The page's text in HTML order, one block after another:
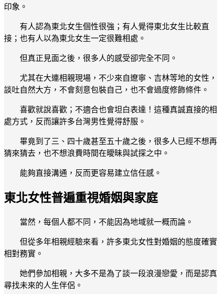
印象。
有人認為東北女生個性很強；有人覺得東北女生比較直
接；也有人以為東北女生一定很難相處。
但真正見面之後，很多人的感受卻完全不同。
尤其在大連相親現場，不少來自遼寧、吉林等地的女性，
談吐自然大方，不會刻意包裝自己，也不會過度修飾條件。
喜歡就說喜歡；不適合也會坦白表達！這種真誠直接的相
處方式，反而讓許多台灣男性覺得舒服。
畢竟到了三、四十歲甚至五十歲之後，很多人已經不想再
猜來猜去，也不想浪費時間在曖昧與試探之中。
能夠直接溝通，反而更容易建立信任感。
東北女性普遍重視婚姻與家庭
當然，每個人都不同，不能因為地域就一概而論。
但從多年相親經驗來看，許多東北女性對婚姻的態度確實
相對務實。
她們參加相親，大多不是為了談一段浪漫戀愛，而是認真
尋找未來的人生伴侶。